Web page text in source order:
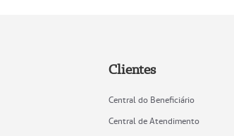
Clientes
Central do Beneficiário
Central de Atendimento